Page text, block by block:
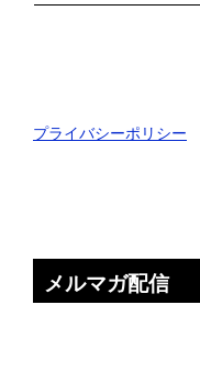
プライバシーポリシー
メルマガ配信